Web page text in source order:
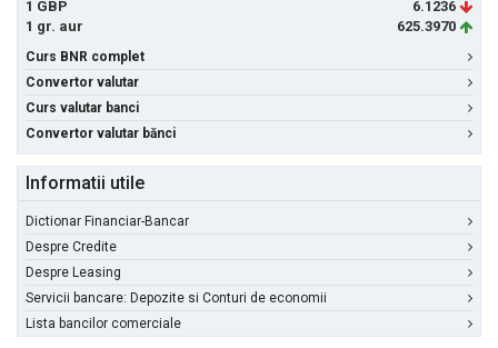
1 GBP
6.1236
1 gr. aur
625.3970
Curs BNR complet
Convertor valutar
Curs valutar banci
Convertor valutar bănci
Informatii utile
Dictionar Financiar-Bancar
Despre Credite
Despre Leasing
Servicii bancare: Depozite si Conturi de economii
Lista bancilor comerciale